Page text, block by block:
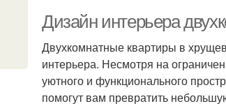
Дизайн интерьера
Двухкомнатные квартиры в
интерьера. Несмотря на
уютного и функционального
помогут вам превратить